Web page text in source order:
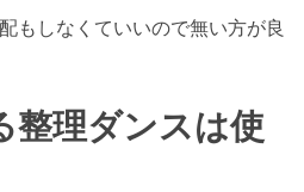
もしなくていいので無い方が良
整理ダンスは使